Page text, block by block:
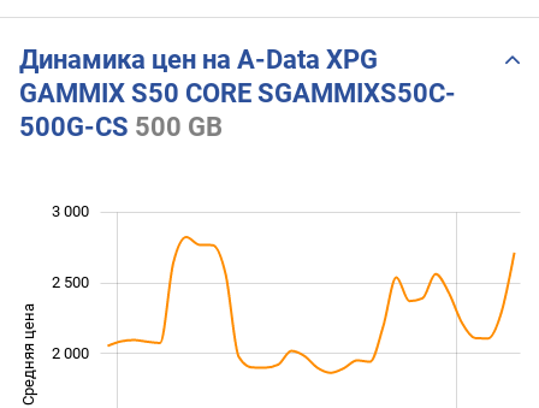
Динамика цен на A-Data XPG
GAMMIX S50 CORE SGAMMIXS50C-
500G-CS 500 GB
Средняя цена 1 000
2 000
2 500
3 000